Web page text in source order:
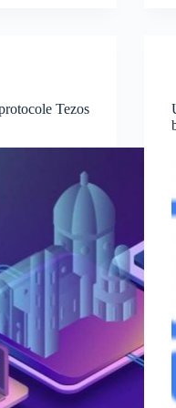
Tezos